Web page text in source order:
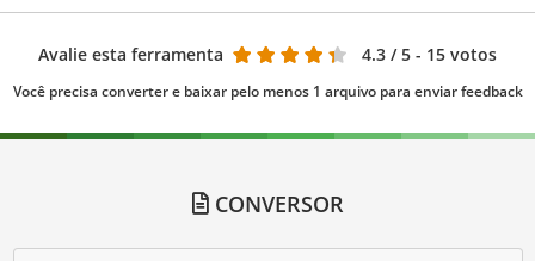
Avalie esta ferramenta 4.3 / 5 - 15 votos
Você precisa converter e baixar pelo menos 1 arquivo para enviar feedback
CONVERSOR